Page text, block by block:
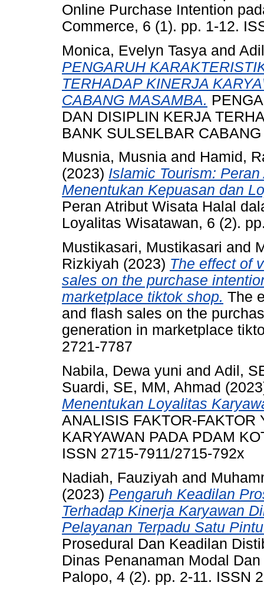
Online Purchase Intention
Commerce, 6 (1). pp. 1-12.
Monica, Evelyn Tasya and
PENGARUH
TERHADAP KINERJA
CABANG MASAMBA.
DAN DISIPLIN KERJA
BANK SULSELBAR
Musnia, Musnia and Hamid,
(2023) Islamic Tourism:
Menentukan Kepuasan dan
Peran Atribut Wisata Halal
Loyalitas Wisatawan, 6 (2).
Mustikasari, Mustikasari and
Rizkiyah (2023) The effect of
sales on the purchase
marketplace tiktok shop. The
and flash sales on the
generation in marketplace
2721-7787
Nabila, Dewa yuni and Adil,
Suardi, SE, MM, Ahmad
Menentukan Loyalitas
ANALISIS FAKTOR-FAKTOR
KARYAWAN PADA PDAM
ISSN 2715-7911/2715-792x
Nadiah, Fauziyah and
(2023) Pengaruh Keadilan
Terhadap Kinerja Karyawan
Pelayanan Terpadu Satu
Prosedural Dan Keadilan
Dinas Penanaman Modal
Palopo, 4 (2). pp. 2-11. ISSN